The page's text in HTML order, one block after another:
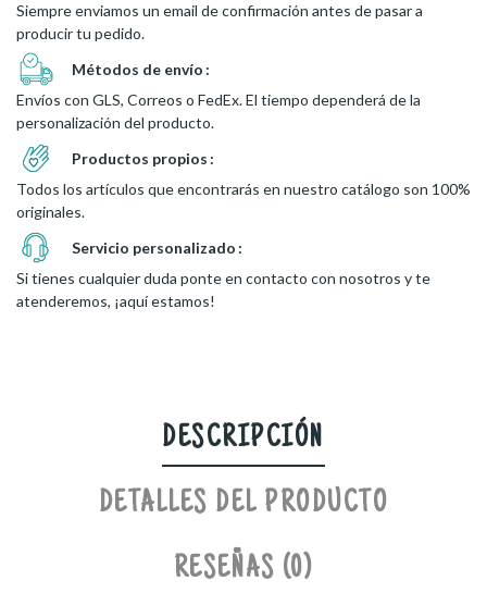
Siempre enviamos un email de confirmación antes de pasar a
producir tu pedido.
Métodos de envío
Envíos con GLS, Correos o FedEx. El tiempo dependerá de la
personalización del producto.
Productos propios
Todos los artículos que encontrarás en nuestro catálogo son 100%
originales.
Servicio personalizado
Si tienes cualquier duda ponte en contacto con nosotros y te
atenderemos, ¡aquí estamos!
DESCRIPCIÓN
DETALLES DEL PRODUCTO
RESEÑAS (0)